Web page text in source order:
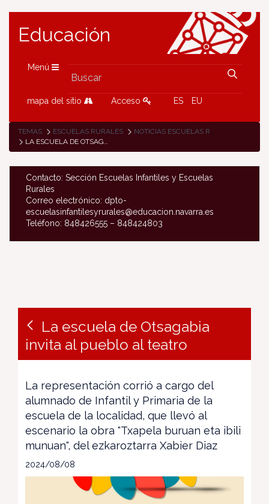
Educación
Menú
mapa del sitio Acceso ES EU
TEMAS ESCUELAS RURALES
NOTICIAS ESCUELAS RURALES
LA ESCUELA DE OTSAGABIA INVITA AL PUEBLO AL TEATRO
Contacto: Sección Escuelas Infantiles y Escuelas
Rurales
Correo electrónico: dpto-
escuelasinfantilesyrurales@educacion.navarra.es
Teléfono: 848426555 – 848424803
La escuela de Otsagabia
invita al pueblo al teatro
La representación corrió a cargo del
alumnado de Infantil y Primaria de la
escuela de la localidad, que llevó al
escenario la obra "Txapela buruan eta ibili
munuan", del ezkaroztarra Xabier Diaz
2024/08/08